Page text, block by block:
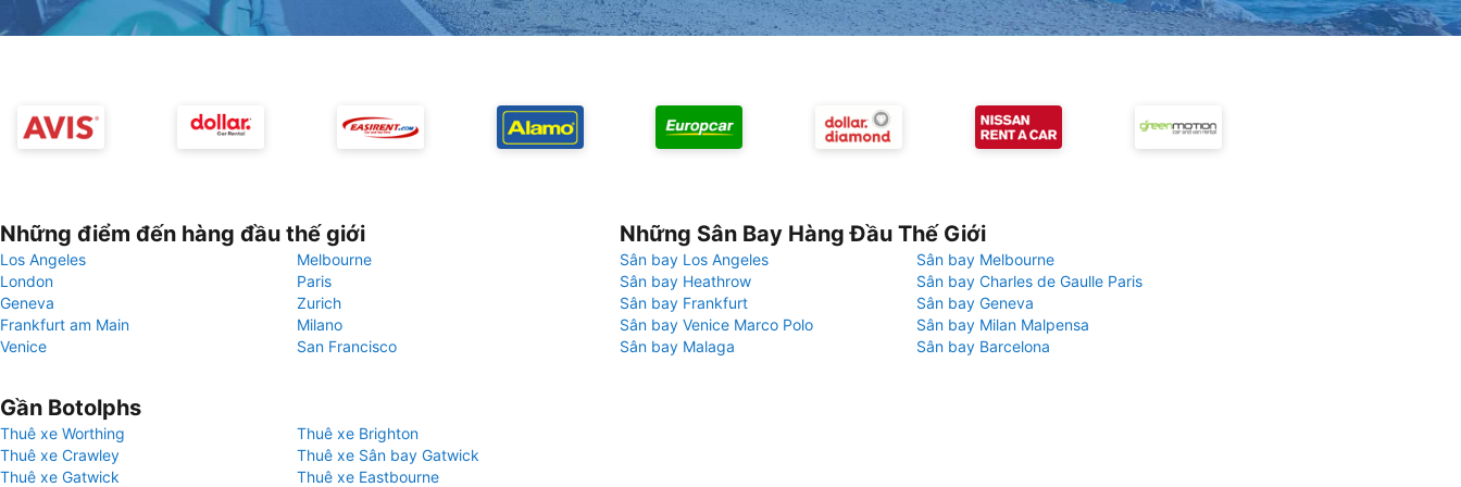
Những điểm đến hàng đầu thế giới
Los Angeles
Melbourne
London
Paris
Geneva
Zurich
Frankfurt am Main
Milano
Venice
San Francisco
Những Sân Bay Hàng Đầu Thế Giới
Sân bay Los Angeles
Sân bay Melbourne
Sân bay Heathrow
Sân bay Charles de Gaulle Paris
Sân bay Frankfurt
Sân bay Geneva
Sân bay Venice Marco Polo
Sân bay Milan Malpensa
Sân bay Malaga
Sân bay Barcelona
Gần Botolphs
Thuê xe Worthing
Thuê xe Brighton
Thuê xe Crawley
Thuê xe Sân bay Gatwick
Thuê xe Gatwick
Thuê xe Eastbourne